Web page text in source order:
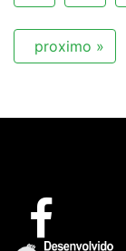
proximo »